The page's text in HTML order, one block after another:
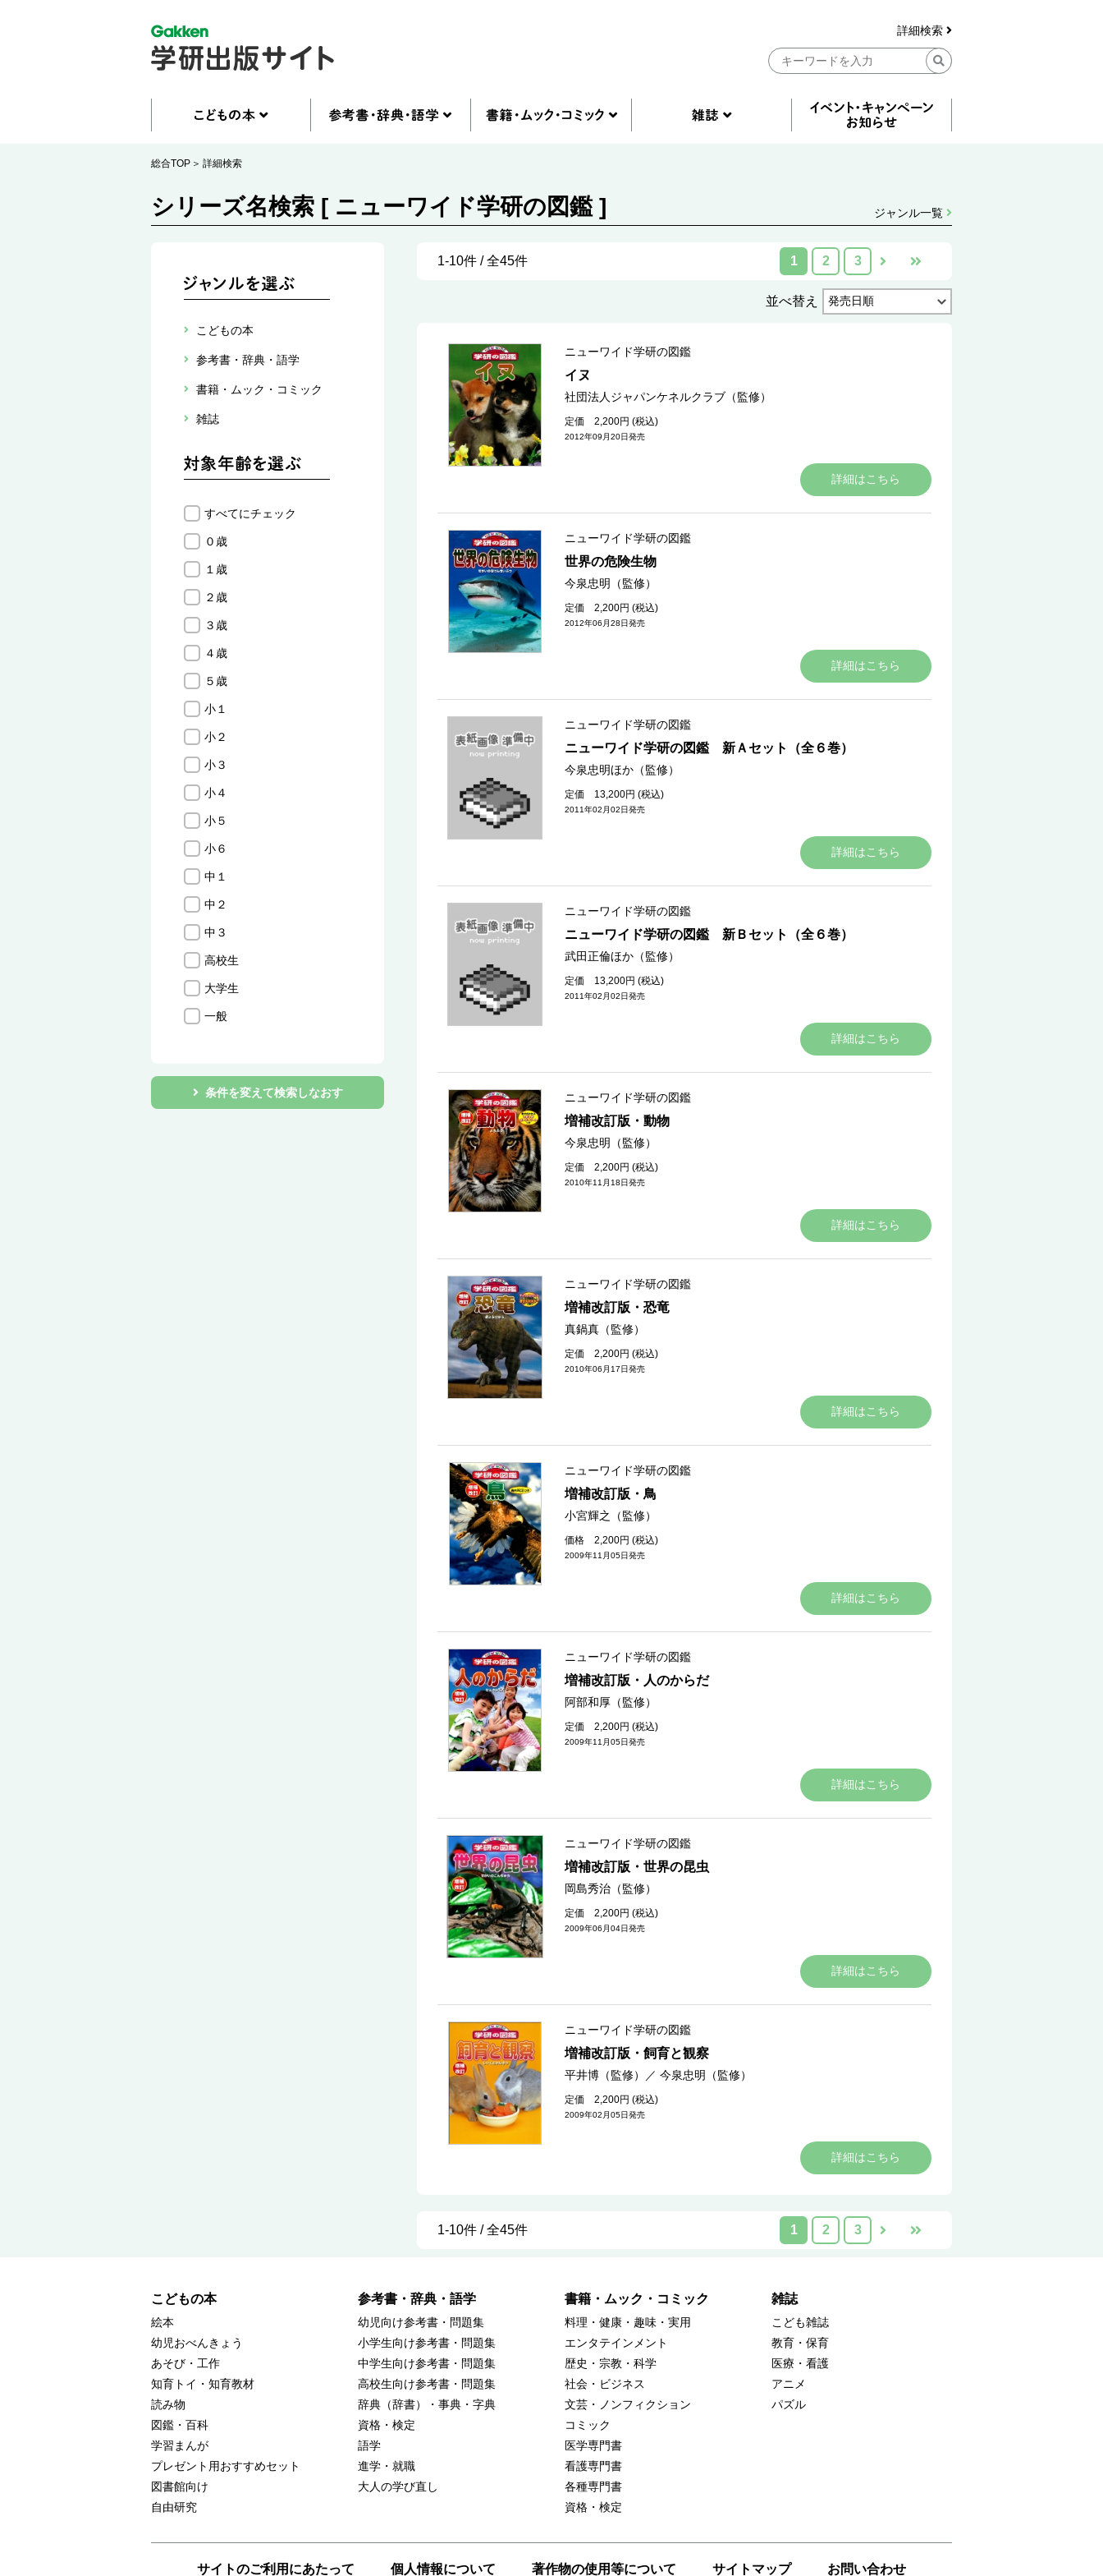
詳細検索
総合TOP 詳細検索
シリーズ名検索 [ ニューワイド学研の図鑑 ] ジャンル一覧
こどもの本
参考書・辞典・語学
書籍・ムック・コミック
雑誌
すべてにチェック
０歳
１歳
２歳
３歳
４歳
５歳
小１
小２
小３
小４
小５
小６
中１
中２
中３
高校生
大学生
一般
条件を変えて検索しなおす
1-10件 / 全45件 1 2 3
並べ替え
ニューワイド学研の図鑑
イヌ
社団法人ジャパンケネルクラブ（監修）
定価 2,200円 (税込)
2012年09月20日発売
詳細はこちら
ニューワイド学研の図鑑
世界の危険生物
今泉忠明（監修）
定価 2,200円 (税込)
2012年06月28日発売
詳細はこちら
ニューワイド学研の図鑑
ニューワイド学研の図鑑 新Ａセット（全６巻）
今泉忠明ほか（監修）
定価 13,200円 (税込)
2011年02月02日発売
詳細はこちら
ニューワイド学研の図鑑
ニューワイド学研の図鑑 新Ｂセット（全６巻）
武田正倫ほか（監修）
定価 13,200円 (税込)
2011年02月02日発売
詳細はこちら
ニューワイド学研の図鑑
増補改訂版・動物
今泉忠明（監修）
定価 2,200円 (税込)
2010年11月18日発売
詳細はこちら
ニューワイド学研の図鑑
増補改訂版・恐竜
真鍋真（監修）
定価 2,200円 (税込)
2010年06月17日発売
詳細はこちら
ニューワイド学研の図鑑
増補改訂版・鳥
小宮輝之（監修）
価格 2,200円 (税込)
2009年11月05日発売
詳細はこちら
ニューワイド学研の図鑑
増補改訂版・人のからだ
阿部和厚（監修）
定価 2,200円 (税込)
2009年11月05日発売
詳細はこちら
ニューワイド学研の図鑑
増補改訂版・世界の昆虫
岡島秀治（監修）
定価 2,200円 (税込)
2009年06月04日発売
詳細はこちら
ニューワイド学研の図鑑
増補改訂版・飼育と観察
平井博（監修） ／ 今泉忠明（監修）
定価 2,200円 (税込)
2009年02月05日発売
詳細はこちら
1-10件 / 全45件 1 2 3
こどもの本
絵本
幼児おべんきょう
あそび・工作
知育トイ・知育教材
読み物
図鑑・百科
学習まんが
プレゼント用おすすめセット
図書館向け
自由研究
参考書・辞典・語学
幼児向け参考書・問題集
小学生向け参考書・問題集
中学生向け参考書・問題集
高校生向け参考書・問題集
辞典（辞書）・事典・字典
資格・検定
語学
進学・就職
大人の学び直し
書籍・ムック・コミック
料理・健康・趣味・実用
エンタテインメント
歴史・宗教・科学
社会・ビジネス
文芸・ノンフィクション
コミック
医学専門書
看護専門書
各種専門書
資格・検定
雑誌
こども雑誌
教育・保育
医療・看護
アニメ
パズル
サイトのご利用にあたって 個人情報について 著作物の使用等について サイトマップ お問い合わせ